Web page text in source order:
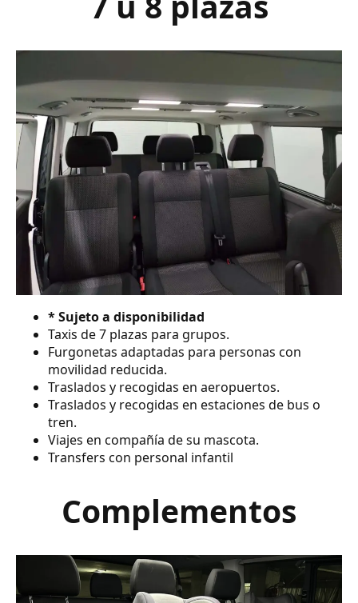
* Sujeto a disponibilidad
Taxis de 7 plazas para grupos.
Furgonetas adaptadas para personas con
movilidad reducida.
Traslados y recogidas en aeropuertos.
Traslados y recogidas en estaciones de bus o
tren.
Viajes en compañía de su mascota.
Transfers con personal infantil
Complementos